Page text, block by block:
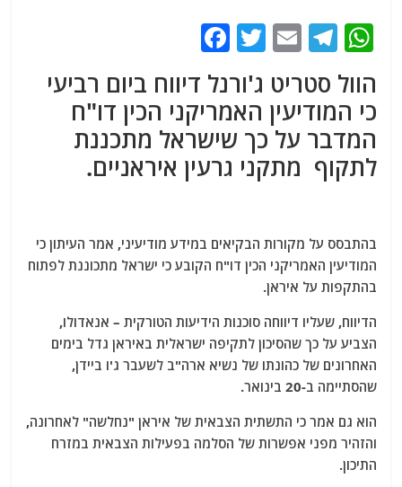
W
h
at
s
A
p
T
e
g
ra
m
E
m
ai
l
T
itt
er
c
e
b
o
k
הוול סטריט ג'ורנל דיווח ביום רביעי
כי המודיעין האמריקני הכין דו"ח
המדבר על כך שישראל מתכננת
לתקוף מתקני גרעין איראניים.
בהתבסס על מקורות הבקיאים במידע מודיעיני, אמר העיתון כי
המודיעין האמריקני הכין דו"ח הקובע כי ישראל מתכוננת לפתוח
בהתקפות על איראן.
הדיווח, שעליו דיווחה סוכנות הידיעות הטורקית – אנאדולו,
הצביע על כך שהסיכון לתקיפה ישראלית באיראן גדל בימים
האחרונים של כהונתו של נשיא ארה"ב לשעבר ג'ו ביידן,
שהסתיימה ב-20 בינואר.
הוא גם אמר כי התשתית הצבאית של איראן "נחלשה" לאחרונה,
והזהיר מפני אפשרות של הסלמה בפעילות הצבאית במזרח
התיכון.